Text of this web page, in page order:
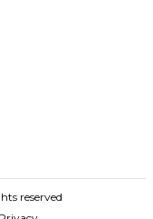
reserved